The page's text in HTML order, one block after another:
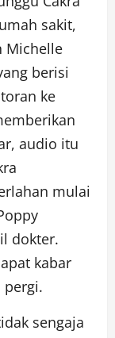
sakit,
Michelle
berisi
ke
audio itu
mulai
dokter.
kabar
pergi.
sengaja